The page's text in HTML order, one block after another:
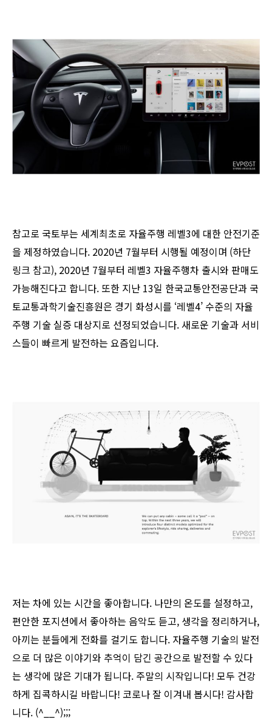
참고로 국토부는 세계최초로 자율주행 레벨3에 대한 안전기준
을 제정하였습니다. 2020년 7월부터 시행될 예정이며 (하단
링크 참고), 2020년 7월부터 레벨3 자율주행차 출시와 판매도
가능해진다고 합니다. 또한 지난 13일 한국교통안전공단과 국
토교통과학기술진흥원은 경기 화성시를 ‘레벨4’ 수준의 자율
주행 기술 실증 대상지로 선정되었습니다. 새로운 기술과 서비
스들이 빠르게 발전하는 요즘입니다.
저는 차에 있는 시간을 좋아합니다. 나만의 온도를 설정하고,
편안한 포지션에서 좋아하는 음악도 듣고, 생각을 정리하거나,
아끼는 분들에게 전화를 걸기도 합니다. 자율주행 기술의 발전
으로 더 많은 이야기와 추억이 담긴 공간으로 발전할 수 있다
는 생각에 많은 기대가 됩니다. 주말의 시작입니다! 모두 건강
하게 집콕하시길 바랍니다! 코로나 잘 이겨내 봅시다! 감사합
니다. (^__^);;;